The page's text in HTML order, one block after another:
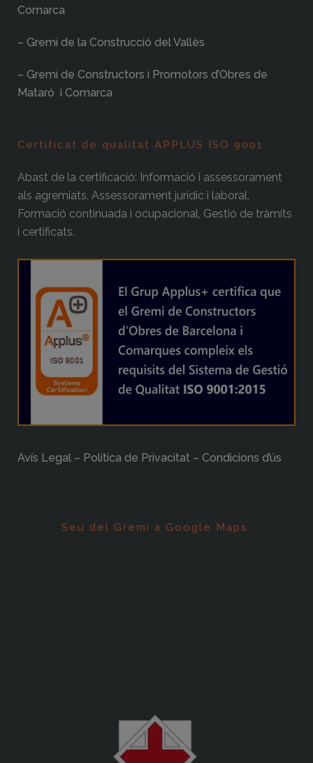
Comarca
– Gremi de la Construcció del Vallès
– Gremi de Constructors i Promotors d’Obres de
Mataró i Comarca
Certificat de qualitat APPLUS ISO 9001
Abast de la certificació: Informació i assessorament
als agremiats, Assessorament jurídic i laboral,
Formació continuada i ocupacional, Gestió de tràmits
i certificats.
Avís Legal – Política de Privacitat – Condicions d’ús
Seu del Gremi a Google Maps: